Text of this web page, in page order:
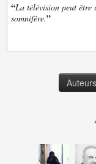
“La télévision peut être
somnifère.”
Auteurs